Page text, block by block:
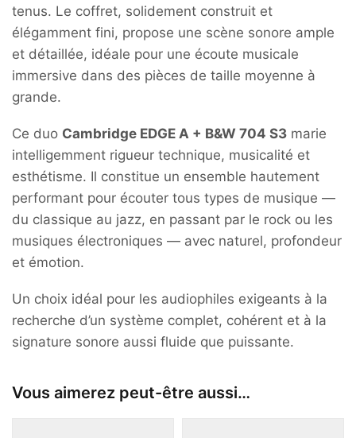
tenus. Le coffret, solidement construit et
élégamment fini, propose une scène sonore ample
et détaillée, idéale pour une écoute musicale
immersive dans des pièces de taille moyenne à
grande.
Ce duo Cambridge EDGE A + B&W 704 S3 marie
intelligemment rigueur technique, musicalité et
esthétisme. Il constitue un ensemble hautement
performant pour écouter tous types de musique —
du classique au jazz, en passant par le rock ou les
musiques électroniques — avec naturel, profondeur
et émotion.
Un choix idéal pour les audiophiles exigeants à la
recherche d’un système complet, cohérent et à la
signature sonore aussi fluide que puissante.
Vous aimerez peut-être aussi…